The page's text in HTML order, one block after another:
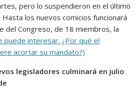
pero lo suspendieron en el último
los nuevos comicios funcionará
del Congreso, de 18 miembros, la
puede interesar: ¿Por qué el
acortar su mandato?)
legisladores culminará en julio